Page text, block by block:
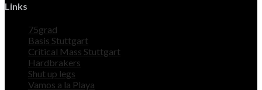
Links
75grad
Basis Stuttgart
Critical Mass Stuttgart
Hardbrakers
Shut up legs
Vamos a la Playa